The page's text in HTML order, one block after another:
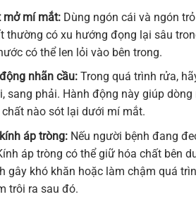
mở mí mắt:Dùng ngón cái và ngón
thường có xu hướng đọng lại sâu
có thể len lỏi vào bên trong.
nhãn cầu:Trong quá trình rửa,
sang phải. Hành động này giúp
nào sót lại dưới mí mắt.
áp tròng:Nếu người bệnh đang
áp tròng có thể giữ hóa chất bên
gây khó khăn hoặc làm chậm quá
trôi ra sau đó.